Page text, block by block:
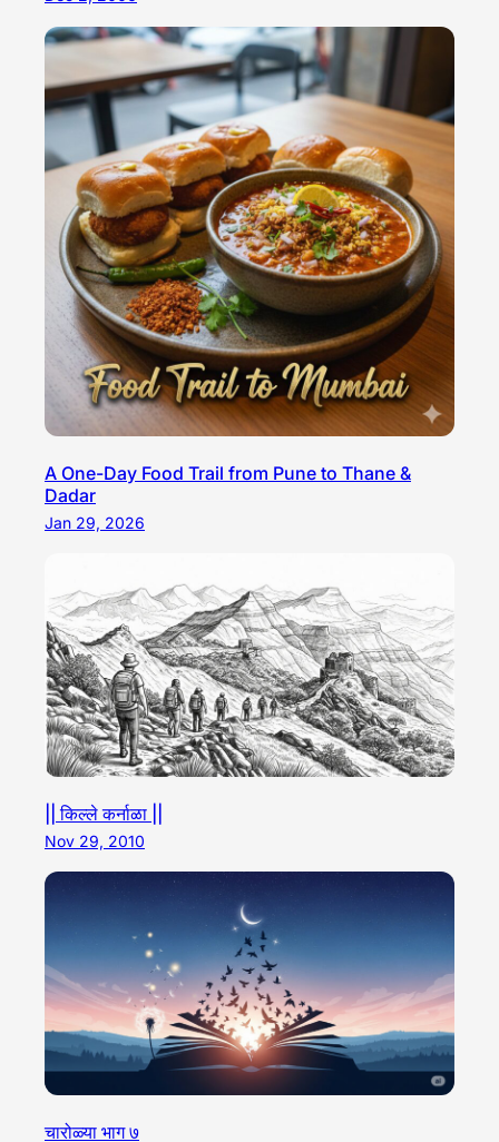
A One-Day Food Trail from Pune to Thane &
Dadar
Jan 29, 2026
|| किल्ले कर्नाळा ||
Nov 29, 2010
चारोळ्या भाग ७